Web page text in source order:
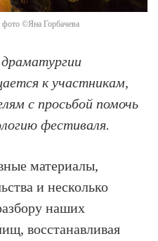
фото ©Яна Горбачева
к участникам,
с просьбой помочь
фестиваля.
материалы,
и несколько
наших
восстанавливая